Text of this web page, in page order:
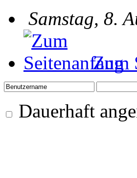
Samstag, 8.
Zum
Dauerhaft